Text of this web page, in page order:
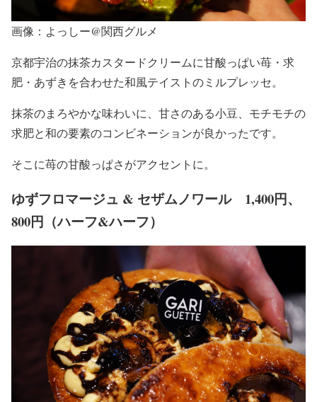
画像：よっしー@関西グルメ
京都宇治の抹茶カスタードクリームに甘酸っぱい苺・求
肥・あずきを合わせた和風テイストのミルプレッセ。
抹茶のまろやかな味わいに、甘さのある小豆、モチモチの
求肥と和の要素のコンビネーションが良かったです。
そこに苺の甘酸っぱさがアクセントに。
ゆずフロマージュ & セザムノワール 1,400円、
800円（ハーフ&ハーフ）